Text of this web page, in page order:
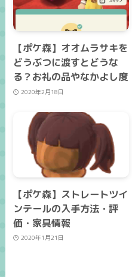
【ポケ森】オオムラサキを
どうぶつに渡すとどうな
る？お礼の品やなかよし度
2020年2月18日
【ポケ森】ストレートツイ
ンテールの入手方法・評
価・家具情報
2020年1月21日